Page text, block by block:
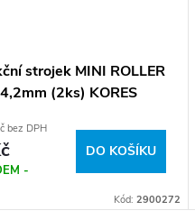
strojek MINI ROLLER
(2ks) KORES
bez DPH
-
DO KOŠÍKU
Kód: 2900272